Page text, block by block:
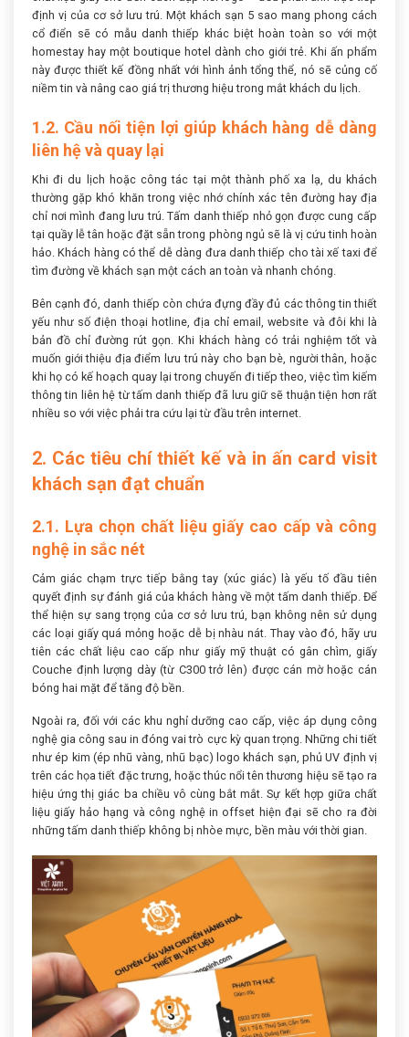
định vị của cơ sở lưu trú. Một khách sạn 5 sao mang phong cách
cổ điển sẽ có mẫu danh thiếp khác biệt hoàn toàn so với một
homestay hay một boutique hotel dành cho giới trẻ. Khi ấn phẩm
này được thiết kế đồng nhất với hình ảnh tổng thể, nó sẽ củng cố
niềm tin và nâng cao giá trị thương hiệu trong mắt khách du lịch.
1.2. Cầu nối tiện lợi giúp khách hàng dễ dàng
liên hệ và quay lại
Khi đi du lịch hoặc công tác tại một thành phố xa lạ, du khách
thường gặp khó khăn trong việc nhớ chính xác tên đường hay địa
chỉ nơi mình đang lưu trú. Tấm danh thiếp nhỏ gọn được cung cấp
tại quầy lễ tân hoặc đặt sẵn trong phòng ngủ sẽ là vị cứu tinh hoàn
hảo. Khách hàng có thể dễ dàng đưa danh thiếp cho tài xế taxi để
tìm đường về khách sạn một cách an toàn và nhanh chóng.
Bên cạnh đó, danh thiếp còn chứa đựng đầy đủ các thông tin thiết
yếu như số điện thoại hotline, địa chỉ email, website và đôi khi là
bản đồ chỉ đường rút gọn. Khi khách hàng có trải nghiệm tốt và
muốn giới thiệu địa điểm lưu trú này cho bạn bè, người thân, hoặc
khi họ có kế hoạch quay lại trong chuyến đi tiếp theo, việc tìm kiếm
thông tin liên hệ từ tấm danh thiếp đã lưu giữ sẽ thuận tiện hơn rất
nhiều so với việc phải tra cứu lại từ đầu trên internet.
2. Các tiêu chí thiết kế và in ấn card visit
khách sạn đạt chuẩn
2.1. Lựa chọn chất liệu giấy cao cấp và công
nghệ in sắc nét
Cảm giác chạm trực tiếp bằng tay (xúc giác) là yếu tố đầu tiên
quyết định sự đánh giá của khách hàng về một tấm danh thiếp. Để
thể hiện sự sang trọng của cơ sở lưu trú, bạn không nên sử dụng
các loại giấy quá mỏng hoặc dễ bị nhàu nát. Thay vào đó, hãy ưu
tiên các chất liệu cao cấp như giấy mỹ thuật có gân chìm, giấy
Couche định lượng dày (từ C300 trở lên) được cán mờ hoặc cán
bóng hai mặt để tăng độ bền.
Ngoài ra, đối với các khu nghỉ dưỡng cao cấp, việc áp dụng công
nghệ gia công sau in đóng vai trò cực kỳ quan trọng. Những chi tiết
như ép kim (ép nhũ vàng, nhũ bạc) logo khách sạn, phủ UV định vị
trên các họa tiết đặc trưng, hoặc thúc nổi tên thương hiệu sẽ tạo ra
hiệu ứng thị giác ba chiều vô cùng bắt mắt. Sự kết hợp giữa chất
liệu giấy hảo hạng và công nghệ in offset hiện đại sẽ cho ra đời
những tấm danh thiếp không bị nhòe mực, bền màu với thời gian.